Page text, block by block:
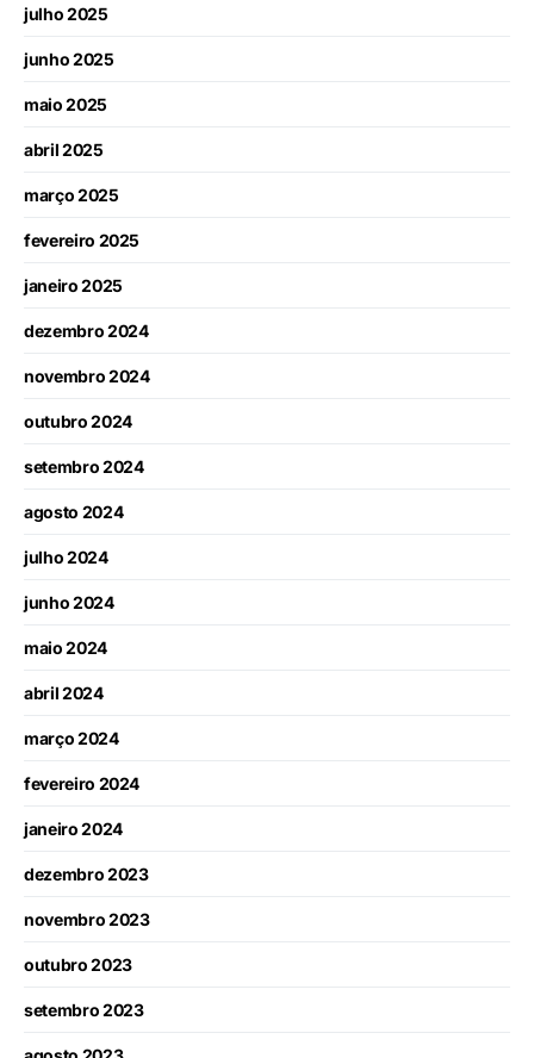
julho 2025
junho 2025
maio 2025
abril 2025
março 2025
fevereiro 2025
janeiro 2025
dezembro 2024
novembro 2024
outubro 2024
setembro 2024
agosto 2024
julho 2024
junho 2024
maio 2024
abril 2024
março 2024
fevereiro 2024
janeiro 2024
dezembro 2023
novembro 2023
outubro 2023
setembro 2023